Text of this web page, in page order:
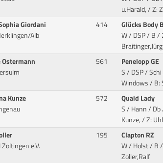
u.Harald, / Z:
Giordani
Alb
414
Glücks Body B
W / DSP / B /
Ostermann
561
Penelopp GE
S / DSP /
Windows/ B:
Kunze
572
Quaid Lady
S / Hann / Db
Kunze, / Z:
Zoltingen e.V.
195
Clapton RZ
W / Holst / B
Zoller,Ralf